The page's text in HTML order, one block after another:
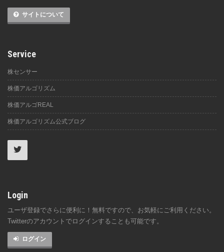
サイトについて
Service
株センサー
株価アルゴリズム
株価アルゴREAL
株価アルゴリズム公式ブログ
Login
ユーザ登録でさらに便利に！無料ですので、お気軽にご利用ください。
Twitterのアカウントでログインすることも可能です。
ログイン